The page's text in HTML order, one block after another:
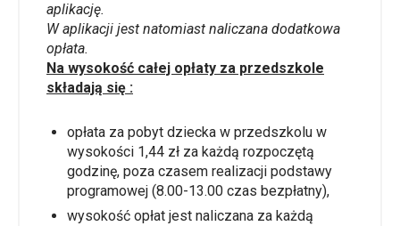
aplikację.
W aplikacji jest natomiast naliczana dodatkowa
opłata.
Na wysokość całej opłaty za przedszkole
składają się :
opłata za pobyt dziecka w przedszkolu w
wysokości 1,44 zł za każdą rozpoczętą
godzinę, poza czasem realizacji podstawy
programowej (8.00-13.00 czas bezpłatny),
wysokość opłat jest naliczana za każdą